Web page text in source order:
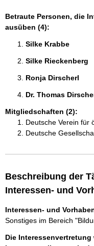
Betraute Personen, die
ausüben (4):
Silke Krabbe
Silke Rieckenberg
Ronja Dirscherl
Dr. Thomas
Mitgliedschaften (2):
Deutsche Verein für
Deutsche
Beschreibung der
Interessen- und
Interessen- und
Sonstiges im Bereich
Die